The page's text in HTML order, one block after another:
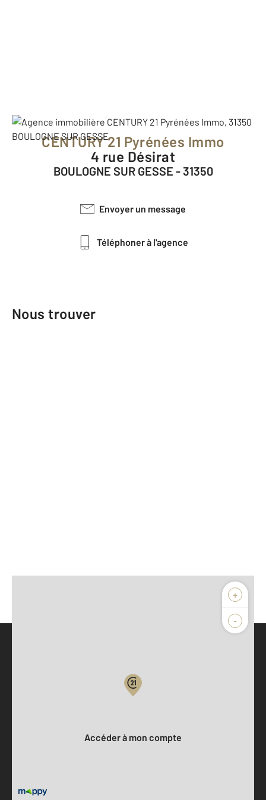
CENTURY 21 Pyrénées Immo
4 rue Désirat
BOULOGNE SUR GESSE - 31350
Envoyer un message
Téléphoner à l'agence
Nous trouver
+
-
Accéder à mon compte